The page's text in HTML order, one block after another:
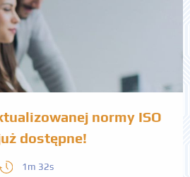
normy ISO
dostępne!
1m 32s